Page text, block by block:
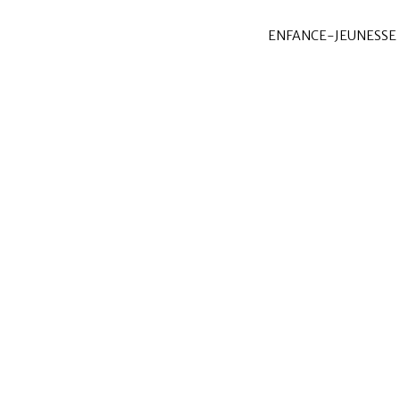
ENFANCE-JEUNESSE